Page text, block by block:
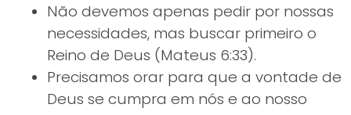
Não devemos apenas pedir por nossas
necessidades, mas buscar primeiro o
Reino de Deus (Mateus 6:33).
Precisamos orar para que a vontade de
Deus se cumpra em nós e ao nosso